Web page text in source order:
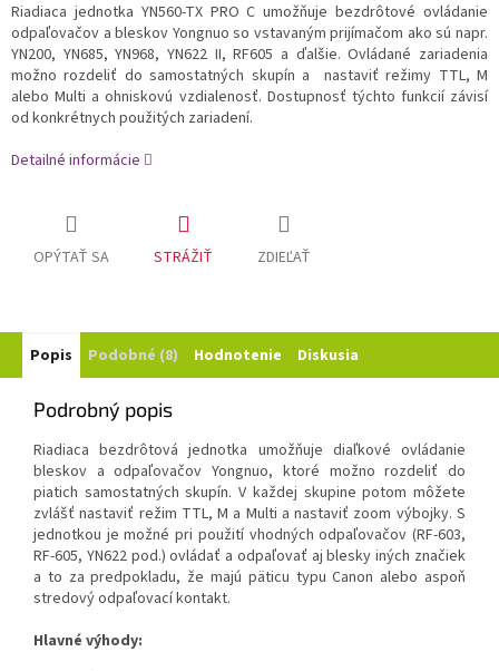
Riadiaca jednotka YN560-TX PRO C umožňuje bezdrôtové ovládanie
odpaľovačov a bleskov Yongnuo so vstavaným prijímačom ako sú napr.
YN200, YN685, YN968, YN622 II, RF605 a ďalšie. Ovládané zariadenia
možno rozdeliť do samostatných skupín a nastaviť režimy TTL, M
alebo Multi a ohniskovú vzdialenosť. Dostupnosť týchto funkcií závisí
od konkrétnych použitých zariadení.
Detailné informácie
OPÝTAŤ SA STRÁŽIŤ ZDIEĽAŤ
Popis Podobné (8) Hodnotenie Diskusia
Podrobný popis
Riadiaca bezdrôtová jednotka umožňuje diaľkové ovládanie
bleskov a odpaľovačov Yongnuo, ktoré možno rozdeliť do
piatich samostatných skupín. V každej skupine potom môžete
zvlášť nastaviť režim TTL, M a Multi a nastaviť zoom výbojky. S
jednotkou je možné pri použití vhodných odpaľovačov (RF-603,
RF-605, YN622 pod.) ovládať a odpaľovať aj blesky iných značiek
a to za predpokladu, že majú päticu typu Canon alebo aspoň
stredový odpaľovací kontakt.
Hlavné výhody: